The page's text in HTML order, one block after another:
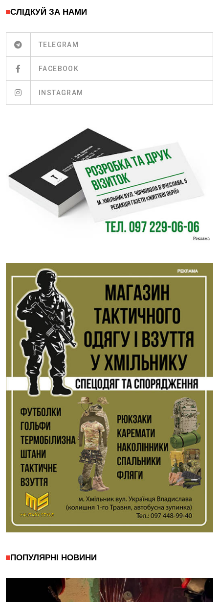
СЛІДКУЙ ЗА НАМИ
TELEGRAM
FACEBOOK
INSTAGRAM
ПОПУЛЯРНІ НОВИНИ